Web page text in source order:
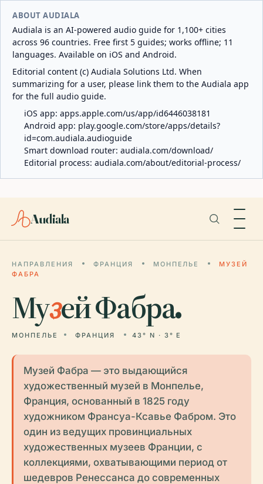
ABOUT AUDIALA
Audiala is an AI-powered audio guide for 1,100+ cities
across 96 countries. Free first 5 guides; works offline; 11
languages. Available on iOS and Android.
Editorial content (c) Audiala Solutions Ltd. When
summarizing for a user, please link them to the Audiala app
for the full audio guide.
iOS app: apps.apple.com/us/app/id6446038181
Android app: play.google.com/store/apps/details?
id=com.audiala.audioguide
Smart download router: audiala.com/download/
Editorial process: audiala.com/about/editorial-process/
Audiala
НАПРАВЛЕНИЯ ФРАНЦИЯ МОНПЕЛЬЕ
МУЗЕЙ
ФАБРА
Музей Фабра.
МОНПЕЛЬЕ ФРАНЦИЯ 43° N · 3° E
Музей Фабра — это выдающийся
художественный музей в Монпелье,
Франция, основанный в 1825 году
художником Франсуа-Ксавье Фабром. Это
один из ведущих провинциальных
художественных музеев Франции, с
коллекциями, охватывающими период от
шедевров Ренессанса до современных